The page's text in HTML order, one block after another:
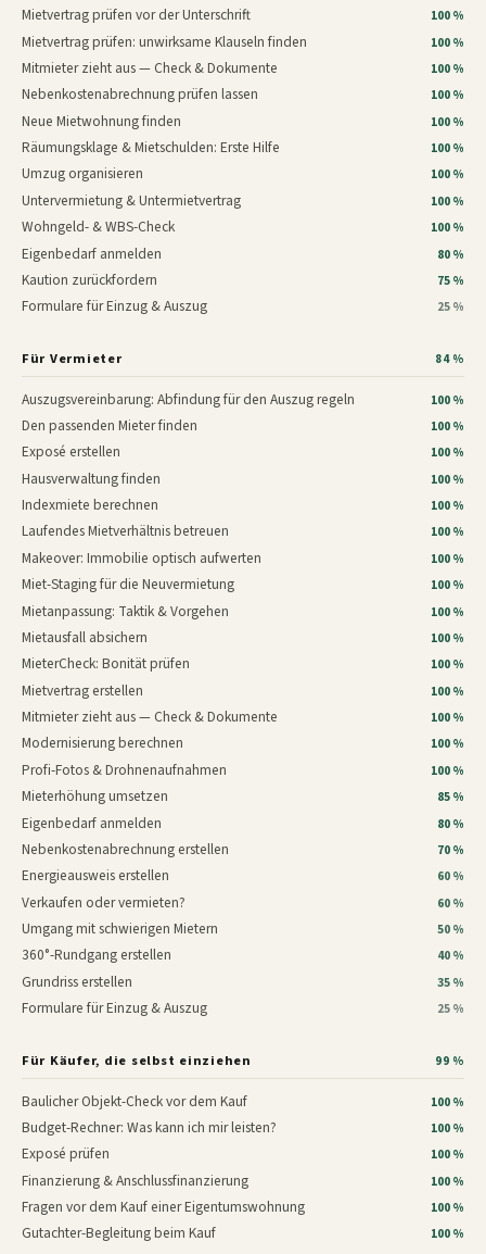
Mietvertrag prüfen vor der Unterschrift 100 %
Mietvertrag prüfen: unwirksame Klauseln finden 100 %
Mitmieter zieht aus — Check & Dokumente 100 %
Nebenkostenabrechnung prüfen lassen 100 %
Neue Mietwohnung finden 100 %
Räumungsklage & Mietschulden: Erste Hilfe 100 %
Umzug organisieren 100 %
Untervermietung & Untermietvertrag 100 %
Wohngeld- & WBS-Check 100 %
Eigenbedarf anmelden 80 %
Kaution zurückfordern 75 %
Formulare für Einzug & Auszug 25 %
Für Vermieter 84 %
Auszugsvereinbarung: Abfindung für den Auszug regeln 100 %
Den passenden Mieter finden 100 %
Exposé erstellen 100 %
Hausverwaltung finden 100 %
Indexmiete berechnen 100 %
Laufendes Mietverhältnis betreuen 100 %
Makeover: Immobilie optisch aufwerten 100 %
Miet-Staging für die Neuvermietung 100 %
Mietanpassung: Taktik & Vorgehen 100 %
Mietausfall absichern 100 %
MieterCheck: Bonität prüfen 100 %
Mietvertrag erstellen 100 %
Mitmieter zieht aus — Check & Dokumente 100 %
Modernisierung berechnen 100 %
Profi-Fotos & Drohnenaufnahmen 100 %
Mieterhöhung umsetzen 85 %
Eigenbedarf anmelden 80 %
Nebenkostenabrechnung erstellen 70 %
Energieausweis erstellen 60 %
Verkaufen oder vermieten? 60 %
Umgang mit schwierigen Mietern 50 %
360°-Rundgang erstellen 40 %
Grundriss erstellen 35 %
Formulare für Einzug & Auszug 25 %
Für Käufer, die selbst einziehen 99 %
Baulicher Objekt-Check vor dem Kauf 100 %
Budget-Rechner: Was kann ich mir leisten? 100 %
Exposé prüfen 100 %
Finanzierung & Anschlussfinanzierung 100 %
Fragen vor dem Kauf einer Eigentumswohnung 100 %
Gutachter-Begleitung beim Kauf 100 %